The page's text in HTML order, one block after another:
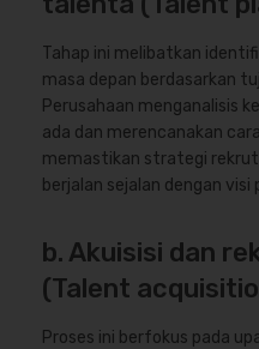
Tahap ini melibatkan
masa depan berdasarkan
Perusahaan menganalisis
ada dan merencanakan
memastikan strategi
berjalan sejalan dengan visi
b. Akuisisi dan
(Talent
Proses ini berfokus pada